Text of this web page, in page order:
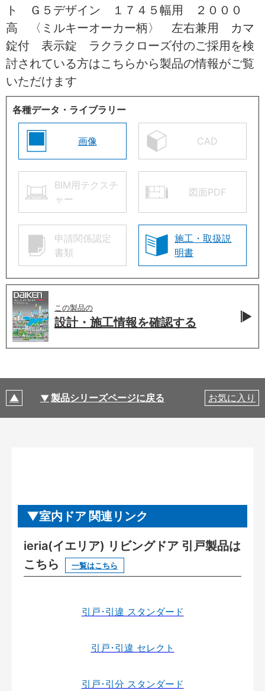
ト Ｇ５デザイン １７４５幅用 ２０００
高 〈ミルキーオーカー柄〉 左右兼用 カマ
錠付 表示錠 ラクラクローズ付のご採用を検
討されている方はこちらから製品の情報がご覧
いただけます
各種データ・ライブラリー
画像 CAD
BIM用テクスチ
ャー
図面PDF
申請関係認定
書類
施工・取扱説
明書
この製品の
設計・施工情報を確認する
製品シリーズページに戻る お気に入り
室内ドア 関連リンク
ieria(イエリア) リビングドア 引戸製品は
こちら
一覧はこちら
引戸･引違 スタンダード
引戸･引違 セレクト
引戸･引分 スタンダード